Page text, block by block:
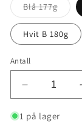
Blå 177g
er
utsolgt
eller
Hvit B 180g
Antall
Reduser
antallet
for
1 på lager